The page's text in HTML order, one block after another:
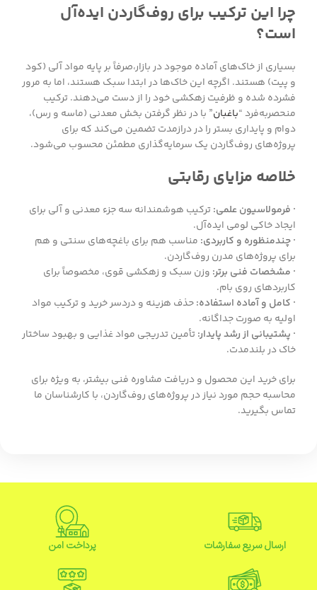
چرا این ترکیب برای روف‌گاردن ایده‌آل
است؟
بسیاری از خاک‌های آماده موجود در بازار،صرفاً بر پایه مواد آلی (کود
و پیت) هستند. اگرچه این خاک‌ها در ابتدا سبک هستند، اما به مرور
فشرده شده و ظرفیت زهکشی خود را از دست می‌دهند. ترکیب
منحصربه‌فرد “باغبان” با در نظر گرفتن بخش معدنی (ماسه و رس)،
دوام و پایداری بستر را در درازمدت تضمین می‌کند که برای
پروژه‌های روف‌گاردن یک سرمایه‌گذاری مطمئن محسوب می‌شود.
خلاصه مزایای رقابتی
· فرمولاسیون علمی:ترکیب هوشمندانه سه جزء معدنی و آلی برای
ایجاد خاکی لومی ایده‌آل.
· چندمنظوره و کاربردی: مناسب هم برای باغچه‌های سنتی و هم
برای پروژه‌های مدرن روف‌گاردن.
· مشخصات فنی برتر: وزن سبک و زهکشی قوی، مخصوصاً برای
کاربردهای روی بام.
· کامل و آماده استفاده:حذف هزینه و دردسر خرید و ترکیب مواد
اولیه به صورت جداگانه.
· پشتیبانی از رشد پایدار:تأمین تدریجی مواد غذایی و بهبود ساختار
خاک در بلندمدت.
برای خرید این محصول و دریافت مشاوره فنی بیشتر، به ویژه برای
محاسبه حجم مورد نیاز در پروژه‌های روف‌گاردن، با کارشناسان ما
تماس بگیرید.
ارسال سریع سفارشات پرداخت امن